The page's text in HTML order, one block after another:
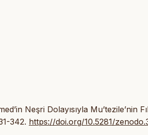
Neşri Dolayısıyla Mu’tezile’nin
342. https://doi.org/10.5281/